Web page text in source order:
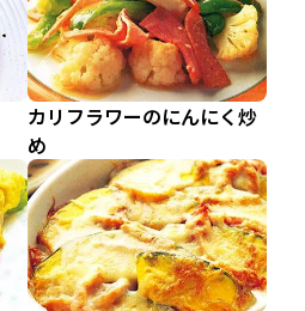
カリフラワーのにんにく炒
め